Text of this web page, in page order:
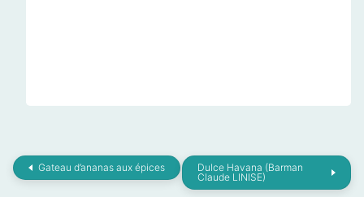
Gateau d’ananas aux épices
Dulce Havana (Barman
Claude LINISE)